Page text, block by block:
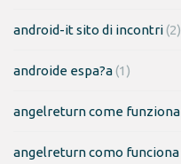
android-it sito di incontri(2)
androide espa?a(1)
angelreturn come funziona
angelreturn como funciona